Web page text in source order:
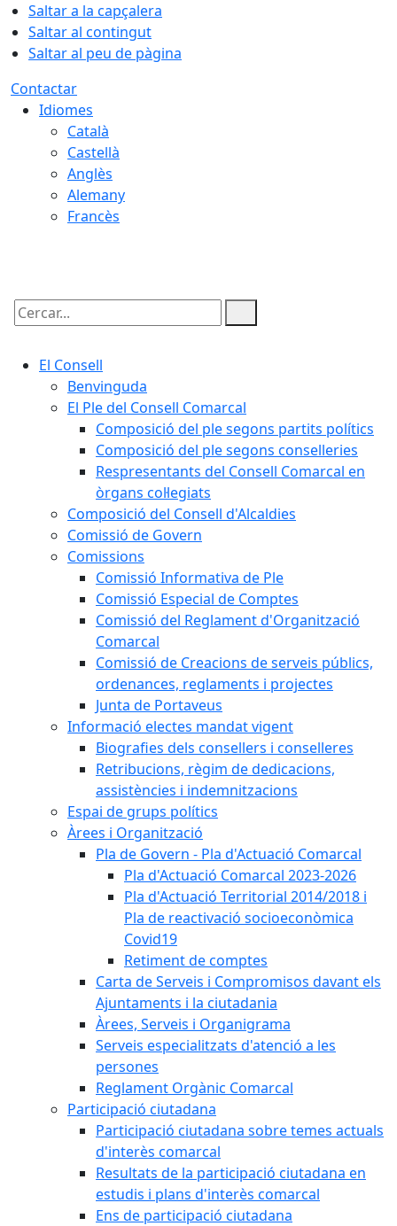
Saltar a la capçalera
Saltar al contingut
Saltar al peu de pàgina
Contactar
Idiomes
Català
Castellà
Anglès
Alemany
Francès
Cercar:
El Consell
Benvinguda
El Ple del Consell Comarcal
Composició del ple segons partits polítics
Composició del ple segons conselleries
Respresentants del Consell Comarcal en
òrgans col·legiats
Composició del Consell d'Alcaldies
Comissió de Govern
Comissions
Comissió Informativa de Ple
Comissió Especial de Comptes
Comissió del Reglament d'Organització
Comarcal
Comissió de Creacions de serveis públics,
ordenances, reglaments i projectes
Junta de Portaveus
Informació electes mandat vigent
Biografies dels consellers i conselleres
Retribucions, règim de dedicacions,
assistències i indemnitzacions
Espai de grups polítics
Àrees i Organització
Pla de Govern - Pla d'Actuació Comarcal
Pla d'Actuació Comarcal 2023-2026
Pla d'Actuació Territorial 2014/2018 i
Pla de reactivació socioeconòmica
Covid19
Retiment de comptes
Carta de Serveis i Compromisos davant els
Ajuntaments i la ciutadania
Àrees, Serveis i Organigrama
Serveis especialitzats d'atenció a les
persones
Reglament Orgànic Comarcal
Participació ciutadana
Participació ciutadana sobre temes actuals
d'interès comarcal
Resultats de la participació ciutadana en
estudis i plans d'interès comarcal
Ens de participació ciutadana